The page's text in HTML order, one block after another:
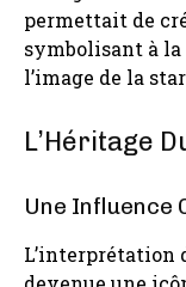
permettait de
symbolisant à
l’image de la
L’Héritage
Une Influence
L’interprétation